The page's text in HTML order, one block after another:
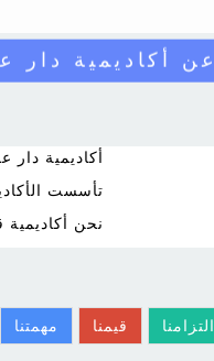
عن أكاديمية دار
أكاديمية
تأسست الأكاديمية في 1988، وتتخصص في دورات الصيانة،
نحن
مهمتنا قيمنا التزامنا